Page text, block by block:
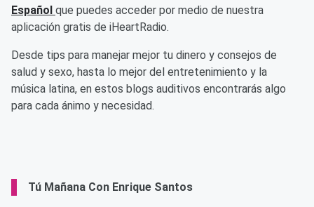
Español que puedes acceder por medio de nuestra
aplicación gratis de iHeartRadio.
Desde tips para manejar mejor tu dinero y consejos de
salud y sexo, hasta lo mejor del entretenimiento y la
música latina, en estos blogs auditivos encontrarás algo
para cada ánimo y necesidad.
Tú Mañana Con Enrique Santos